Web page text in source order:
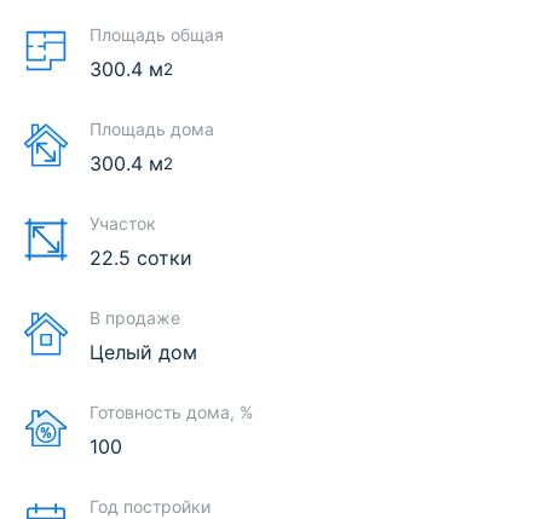
Площадь общая
300.4 м2
Площадь дома
300.4 м2
Участок
22.5 сотки
В продаже
Целый дом
Готовность дома, %
100
Год постройки